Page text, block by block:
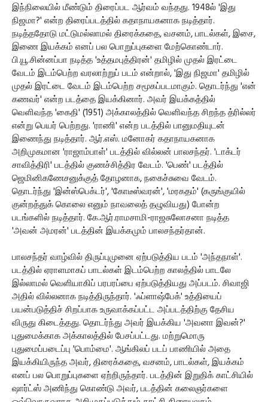
இந்நிலையில் மீண்டும் திரைப்பட ஆர்வம் வந்தது. 1948ல் 'இது
நிஜமா?' என்ற திரைப்படத்தில் கதாநாயகனாக நடித்தார்.
நடித்ததோடு மட்டுமல்லாமல் திரைக்கதை, வசனம், பாடல்கள், இசை,
இணை இயக்கம் எனப் பல பொறுப்புகளை மேற்கொண்டார்.
பி.யூ.சின்னப்பா நடித்த 'உத்தமபுத்திரன்' தமிழில் முதல் இரட்டை
வேடம் இடம்பெற்ற வரலாற்றுப் படம் என்றால், 'இது நிஜமா' தமிழில்
முதல் இரட்டை வேடம் இடம்பெற்ற சமூகப்படமாகும். தொடர்ந்து 'என்
கணவர்' என்ற படத்தை இயக்கினார். அவர் இயக்கத்தில்
வெளிவந்த 'கைதி' (1951) அக்காலத்தில் வெளிவந்த சிறந்த த்ரில்லர்
என்று பெயர் பெற்றது. 'ராணி' என்ற படத்தில் பானுமதியுடன்
இணைந்து நடித்தார். ஆர்.எஸ். மனோகர் கதாநாயகனாக
அறிமுகமான 'ராஜாம்பாள்' படத்தில் வில்லன் பாலசந்தர். 'டாக்டர்
சாவித்திரி' படத்தில் குணச்சித்திர வேடம். 'பெண்' படத்தில்
ஜெமினிகணேசனுக்குத் தோழனாக, நகைச்சுவை வேடம்.
தொடர்ந்து 'இன்ஸ்பெக்டர்', 'கோடீஸ்வரன்', 'மரகதம்' (கருங்குயில்
குன்றத்துக் கொலை எனும் நாவலைத் தழுவியது) போன்ற
படங்களில் நடித்தார். கே.ஆர்.ராமசாமி-ராஜசுலோசனா நடித்த
'அவன் அமரன்' படத்தின் இயக்கமும் பாலசந்தர்தான்.
பாலசந்தர் வாழ்வில் திருப்புமுனை ஏற்படுத்திய படம் 'அந்தநாள்'.
படத்தில் ஏராளமாகப் பாடல்கள் இடம்பெற்ற காலத்தில் பாடலே
இல்லாமல் வெளியாகிப் பரபரப்பை ஏற்படுத்தியது அப்படம். சிவாஜி
அதில் வில்லனாக நடித்திருந்தார். 'ஃப்ளாஷ்பேக்' உத்தியைப்
பயன்படுத்திச் சிறப்பாக உருவாக்கப்பட்ட அப்படத்திற்கு தேசிய
விருது கிடைத்தது. தொடர்ந்து அவர் இயக்கிய 'அவனா இவன்?'
புதுமைக்காக அக்காலத்தில் பேசப்பட்டது. மற்றுமொரு
புதுமைப்படைப்பு 'பொம்மை'. ஆங்கிலப் படப் பாணியில் அதை
இயக்கியிருந்த அவர், திரைக்கதை, வசனம், பாடல்கள், இயக்கம்
எனப் பல பொறுப்புகளை ஏற்றிருந்தார். படத்தின் இறுதிக் காட்சியில்
ஷார்ட்ஸ் அணிந்து கொண்டு அவர், படத்தின் கலைஞர்களை